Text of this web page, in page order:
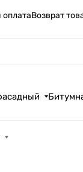
оплатаВозврат